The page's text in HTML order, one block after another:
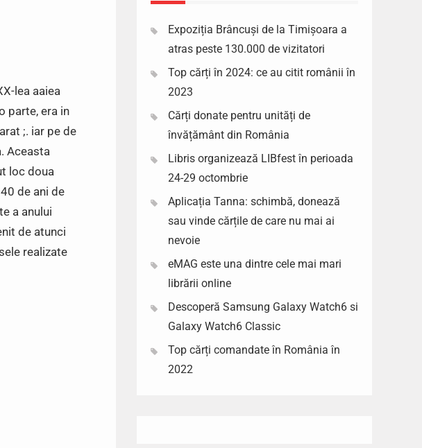
lea aaiea
parte, era in
;. iar pe de
Aceasta
loc doua
de ani de
a anului
de atunci
realizate
Expoziția Brâncuși de la Timișoara a
atras peste 130.000 de vizitatori
Top cărți în 2024: ce au citit românii în
2023
Cărți donate pentru unități de
învățământ din România
Libris organizează LIBfest în perioada
24-29 octombrie
Aplicația Tanna: schimbă, donează
sau vinde cărțile de care nu mai ai
nevoie
eMAG este una dintre cele mai mari
librării online
Descoperă Samsung Galaxy Watch6 si
Galaxy Watch6 Classic
Top cărți comandate în România în
2022